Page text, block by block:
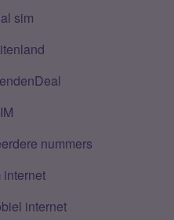
sim
nummers
internet
internet